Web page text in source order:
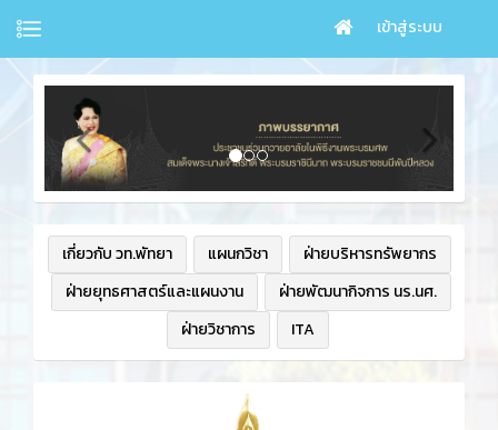
เข้าสู่ระบบ
เกี่ยวกับ วท.พัทยา แผนกวิชา
ฝ่ายบริหารทรัพยากร
ฝ่ายยุทธศาสตร์และแผนงาน
ฝ่ายพัฒนากิจการ นร.นศ.
ฝ่ายวิชาการ
ITA